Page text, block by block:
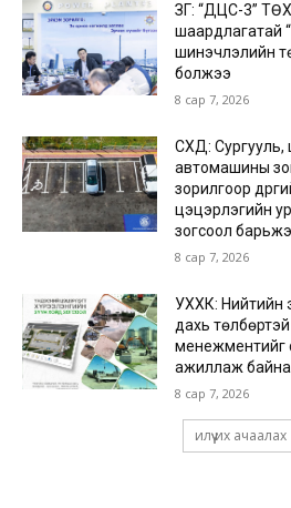
ЗГ: “ДЦС-3”
шаардлагатай
шинэчлэлийн
болжээ
8 сар 7, 2026
СХД: Сургууль,
автомашины
зорилгоор
цэцэрлэгийн
зогсоол
8 сар 7, 2026
УХХК: Нийтийн
дахь
менежментийг
ажиллаж байна
8 сар 7, 2026
илүү их ачаалах